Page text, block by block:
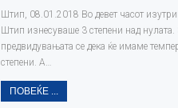
Штип, 08.01.2018 Во девет часот
Штип изнесуваше 3 степени над
предвидувањата се дека ќе имаме
степени. А…
ПОВЕЌЕ ...